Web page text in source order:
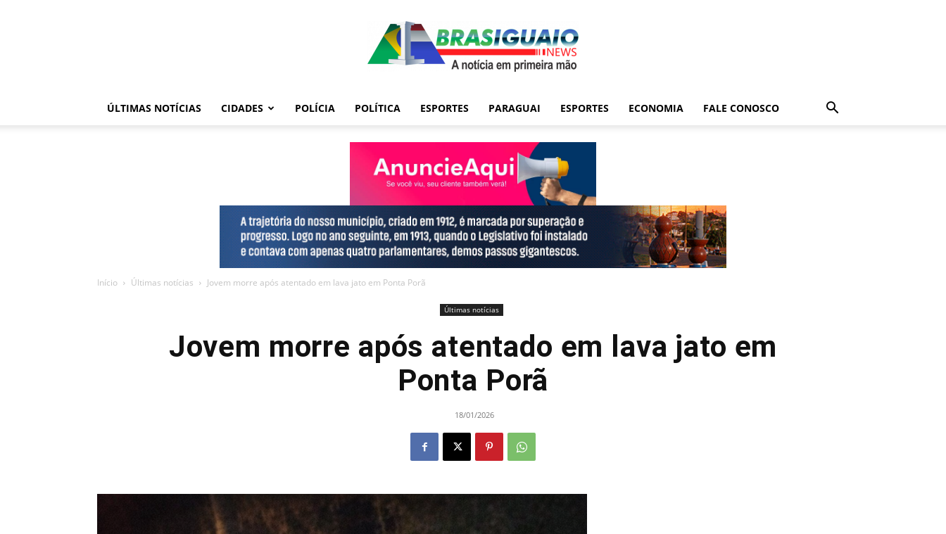
ÚLTIMAS NOTÍCIAS CIDADES POLÍCIA POLÍTICA ESPORTES PARAGUAI ESPORTES ECONOMIA FALE CONOSCO
Início Últimas notícias Jovem morre após atentado em lava jato em Ponta Porã
Últimas notícias
Jovem morre após atentado em lava jato em
Ponta Porã
18/01/2026